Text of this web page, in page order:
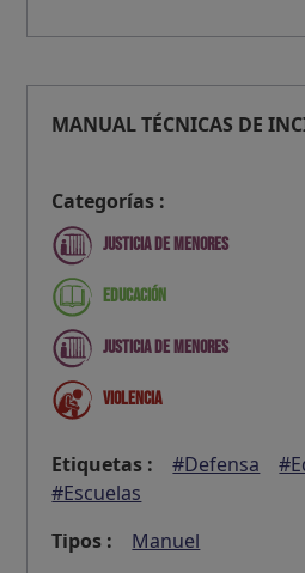
MANUAL TÉCNICAS DE
Categorías :
Justicia de menores
Educación
Justicia de menores
Violencia
Etiquetas : #Defensa
#Escuelas
Tipos :
Manuel